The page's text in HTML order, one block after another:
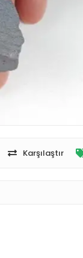
Karşılaştır